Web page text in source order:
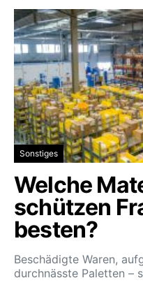
Sonstiges
Welche
schützen
besten?
Beschädigte Waren,
durchnässte Paletten –